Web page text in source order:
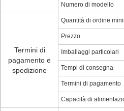
Numero di modello
Termini di
pagamento e
spedizione
Quantità di ordine
Prezzo
Imballaggi particolari
Tempi di consegna
Termini di pagamento
Capacità di